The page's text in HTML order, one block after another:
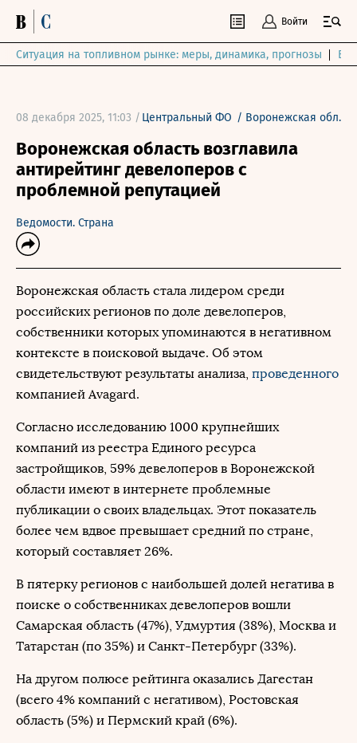
Войти
Ситуация на топливном рынке: меры, динамика, прогнозы
08 декабря 2025, 11:03 / Центральный ФО / Воронежская обл.
Воронежская область возглавила
антирейтинг девелоперов с
проблемной репутацией
Ведомости. Страна
Воронежская область стала лидером среди
российских регионов по доле девелоперов,
собственники которых упоминаются в негативном
контексте в поисковой выдаче. Об этом
свидетельствуют результаты анализа, проведенного
компанией Avagard.
Согласно исследованию 1000 крупнейших
компаний из реестра Единого ресурса
застройщиков, 59% девелоперов в Воронежской
области имеют в интернете проблемные
публикации о своих владельцах. Этот показатель
более чем вдвое превышает средний по стране,
который составляет 26%.
В пятерку регионов с наибольшей долей негатива в
поиске о собственниках девелоперов вошли
Самарская область (47%), Удмуртия (38%), Москва и
Татарстан (по 35%) и Санкт-Петербург (33%).
На другом полюсе рейтинга оказались Дагестан
(всего 4% компаний с негативом), Ростовская
область (5%) и Пермский край (6%).